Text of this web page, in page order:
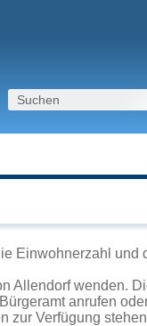
Einwohnerzahl und
Allendorf wenden.
anrufen
zur Verfügung